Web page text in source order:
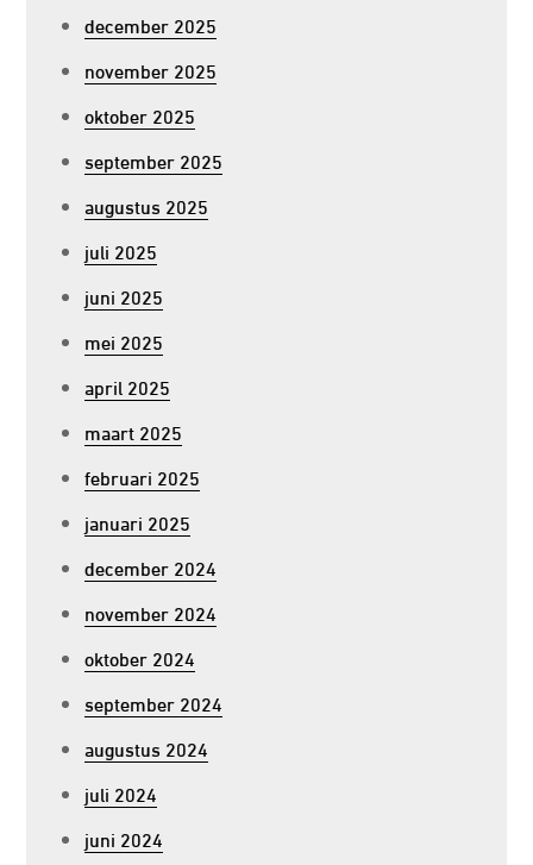
december 2025
november 2025
oktober 2025
september 2025
augustus 2025
juli 2025
juni 2025
mei 2025
april 2025
maart 2025
februari 2025
januari 2025
december 2024
november 2024
oktober 2024
september 2024
augustus 2024
juli 2024
juni 2024